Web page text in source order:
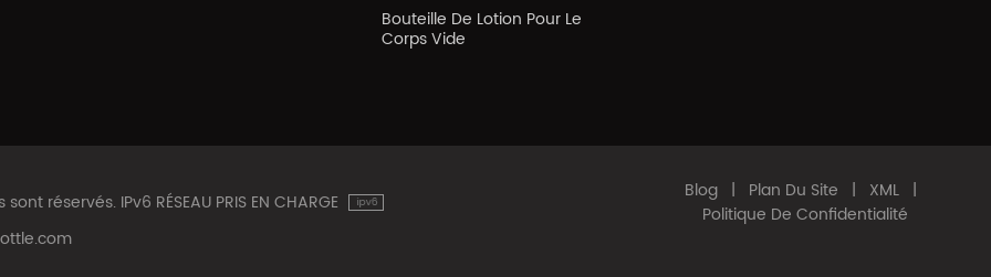
Bouteille De Lotion Pour Le
Corps Vide
réservés. IPv6 RÉSEAU PRIS EN CHARGE Blog | Plan Du Site | XML |
Politique De Confidentialité